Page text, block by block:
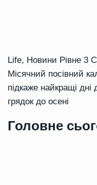
Life, Новини Рівне 3
Місячний посівний
підкаже найкращі дні
грядок до осені
Головне